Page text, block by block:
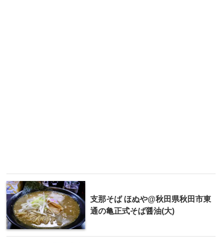
支那そば ほぬや@秋田県秋田市東
通の亀正式そば醤油(大)